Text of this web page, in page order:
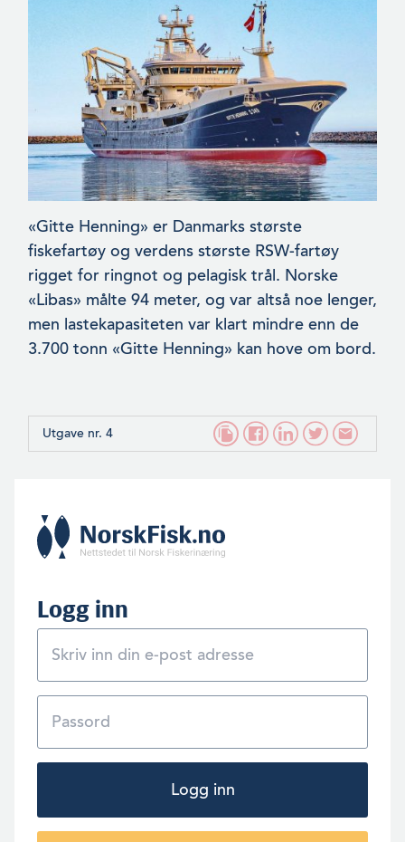
«Gitte Henning» er Danmarks største
fiskefartøy og verdens største RSW-fartøy
rigget for ringnot og pelagisk trål. Norske
«Libas» målte 94 meter, og var altså noe lenger,
men lastekapasiteten var klart mindre enn de
3.700 tonn «Gitte Henning» kan hove om bord.
Utgave nr. 4
Logg inn
Logg inn